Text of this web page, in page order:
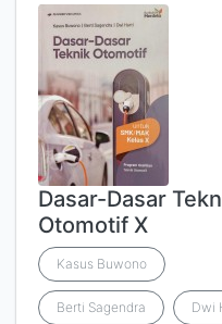
Dasar-Dasar
Otomotif X
Kasus Buwono
Berti Sagendra Dwi